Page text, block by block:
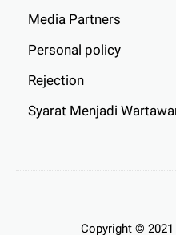
Media Partners
Personal policy
Rejection
Syarat Menjadi
Copyright ©